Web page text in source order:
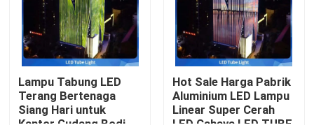
Rumah
Lampu Tabung LED
Terang Bertenaga
Siang Hari untuk
Hot Sale Harga Pabrik
Aluminium LED Lampu
Linear Super Cerah